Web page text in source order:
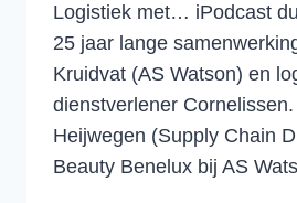
Logistiek met… iPodcast
25 jaar lange
Kruidvat (AS Watson) en
dienstverlener
Heijwegen (Supply Chain
Beauty Benelux bij AS